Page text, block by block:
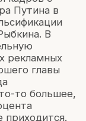
Путина в
В
рекламных
главы
то большее,
приходится.